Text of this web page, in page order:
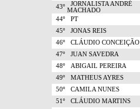
43º
JORNALISTA ANDRÉ
MACHADO
44º
PT
45º
JONAS REIS
46º
CLÁUDIO CONCEIÇÃO
47º
JUAN SAVEDRA
48º
ABIGAIL PEREIRA
49º
MATHEUS AYRES
50º
CAMILA NUNES
51º
CLÁUDIO MARTINS